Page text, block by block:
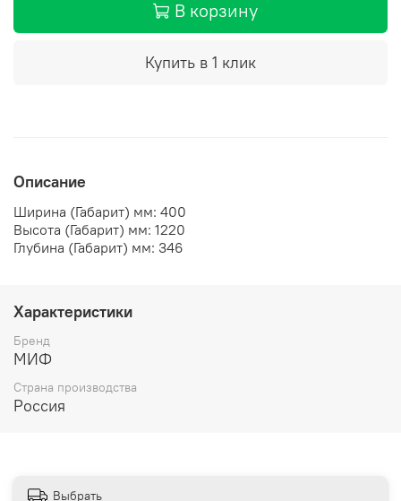
В корзину
Купить в 1 клик
Описание
Ширина (Габарит) мм: 400
Высота (Габарит) мм: 1220
Глубина (Габарит) мм: 346
Характеристики
Бренд
МИФ
Страна производства
Россия
Выбрать